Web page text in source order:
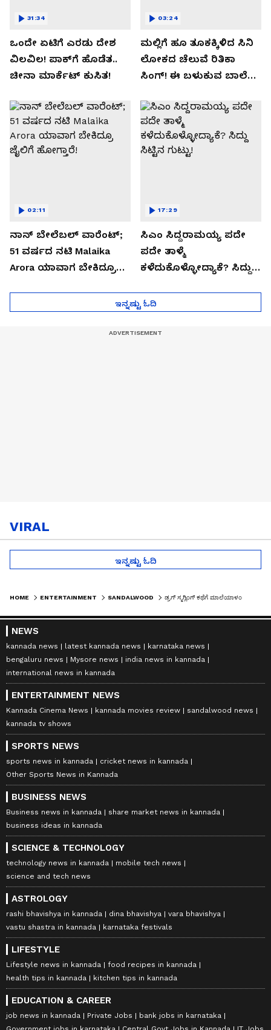
ಒಂದೇ ಏಟಿಗೆ ಎರಡು ದೇಶ
ವಿಲವಿಲ! ಪಾಕ್​​ಗೆ ಹೊಡೆತ..
ಚೀನಾ ಮಾರ್ಕೆಟ್​ ಕುಸಿತ!
31:34
ಮಲ್ಲಿಗೆ ಹೂ ತೂಕಕ್ಕಿಳಿದ ಸಿನಿ
ಲೋಕದ ಚೆಲುವೆ ರಿತಿಕಾ
ಸಿಂಗ್!‌ ಈ ಬಳುಕುವ ಬಾಲೆ
03:24
ನಾನ್ ಬೇಲೆಬಲ್ ವಾರೆಂಟ್;
51 ವರ್ಷದ ನಟಿ Malaika
Arora ಯಾವಾಗ ಬೇಕಿದ್ರೂ
02:11
ಸಿಎಂ ಸಿದ್ದರಾಮಯ್ಯ ಪದೇ
ಪದೇ ತಾಳ್ಮೆ
ಕಳೆದುಕೊಳ್ಳೋದ್ಯಾಕೆ? ಸಿದ್ದು
17:29
ಇನ್ನಷ್ಟು ಓದಿ
VIRAL
ಇನ್ನಷ್ಟು ಓದಿ
HOME ENTERTAINMENT SANDALWOOD
NEWS
kannada news latest kannada news
karnataka news
bengaluru news
Mysore news
india news in kannada
international news in kannada
ENTERTAINMENT NEWS
Kannada Cinema News kannada movies review
sandalwood news
kannada tv shows
SPORTS NEWS
sports news in kannada
cricket news in kannada
Other Sports News in Kannada
BUSINESS NEWS
Business news in kannada
share market news in kannada
business ideas in kannada
SCIENCE & TECHNOLOGY
technology news in kannada
mobile tech news
science and tech news
ASTROLOGY
rashi bhavishya in kannada dina bhavishya
vara bhavishya
vastu shastra in kannada
karnataka festivals
LIFESTYLE
Lifestyle news in kannada
food recipes in kannada
health tips in kannada
kitchen tips in kannada
EDUCATION & CAREER
job news in kannada Private Jobs
bank jobs in karnataka